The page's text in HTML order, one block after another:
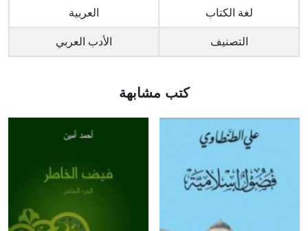
لغة الكتاب العربية
التصنيف الأدب العربي
كتب مشابهة